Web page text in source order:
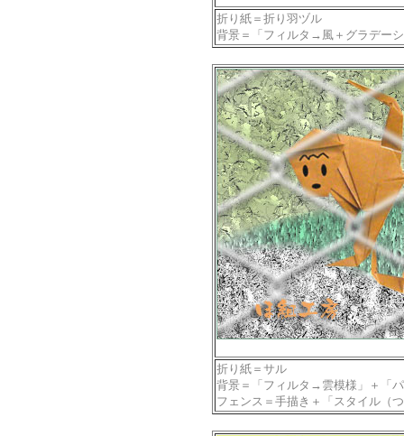
折り紙＝折り羽ヅル
背景＝「フィルタ→風＋グラデー
折り紙＝サル
背景＝「フィルタ→雲模様」＋「
フェンス＝手描き＋「スタイル（